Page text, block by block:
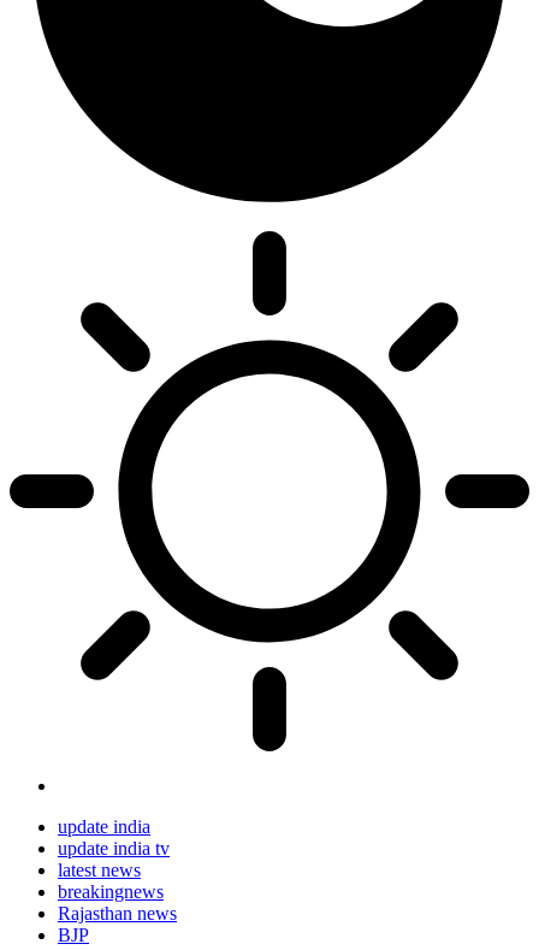
update india
update india tv
latest news
breakingnews
Rajasthan news
BJP